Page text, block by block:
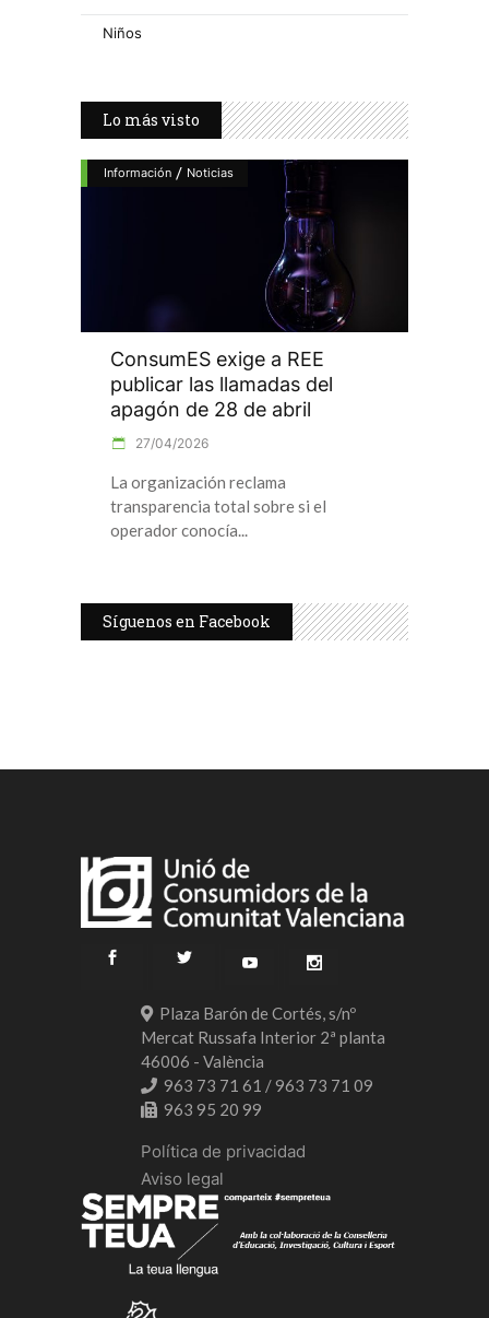
Niños
Lo más visto
Información / Noticias
ConsumES exige a REE
publicar las llamadas del
apagón de 28 de abril
27/04/2026
La organización reclama
transparencia total sobre si el
operador conocía
Síguenos en Facebook
Plaza Barón de Cortés, s/nº
Mercat Russafa Interior 2ª planta
46006 - València
963 73 71 61 / 963 73 71 09
963 95 20 99
Política de privacidad
Aviso legal